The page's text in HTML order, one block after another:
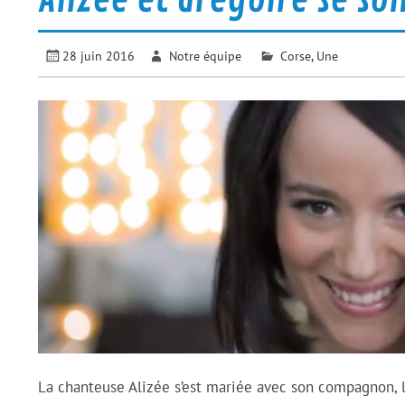
28 juin 2016 Notre équipe Corse, Une
La chanteuse Alizée s’est mariée avec son